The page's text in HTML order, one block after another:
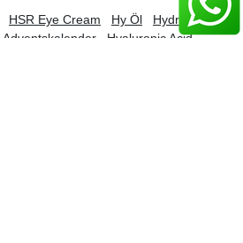
HSR Eye Cream Hy Öl
Hydra Plus
Adventskalender
Hyaluronic Acid